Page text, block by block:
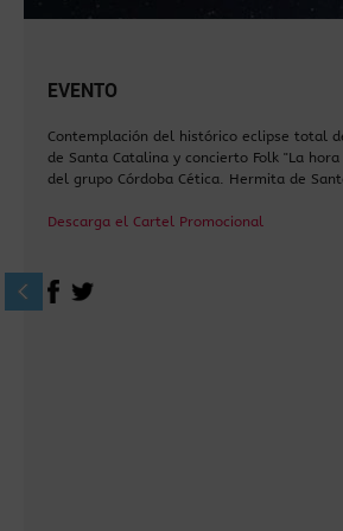
EVENTO
Contemplación del histórico eclipse total
de Santa Catalina y concierto Folk "La
del grupo Córdoba Cética. Hermita de
Descarga el Cartel Promocional